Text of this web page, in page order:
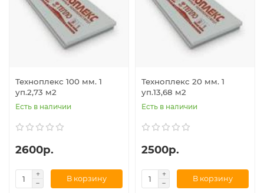
Техноплекс 100 мм. 1
уп.2,73 м2
Есть в наличии
2600р.
В корзину
Техноплекс 20 мм. 1
уп.13,68 м2
Есть в наличии
2500р.
В корзину